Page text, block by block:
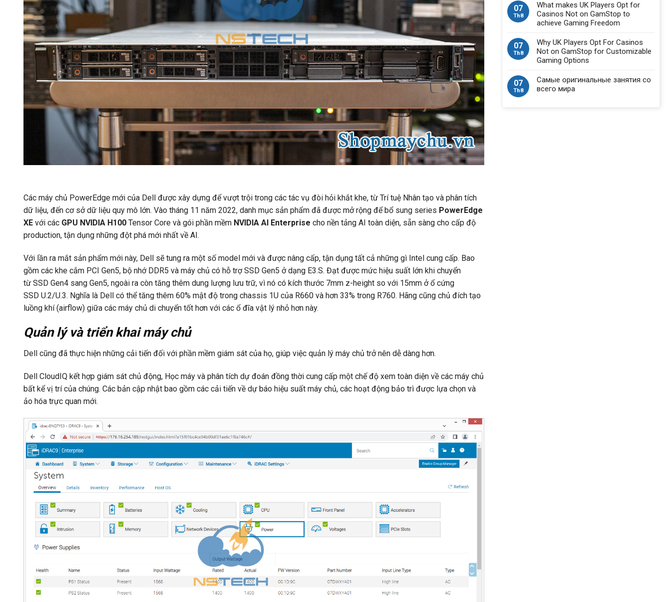
Các máy chủ PowerEdge mới của Dell được xây dựng để vượt trội trong các tác vụ đòi hỏi khắt khe, từ Trí tuệ Nhân tạo và phân tích
dữ liệu, đến cơ sở dữ liệu quy mô lớn. Vào tháng 11 năm 2022, danh mục sản phẩm đã được mở rộng để bổ sung series PowerEdge
XE với các GPU NVIDIA H100 Tensor Core và gói phần mềm NVIDIA AI Enterprise cho nền tảng AI toàn diện, sẵn sàng cho cấp độ
production, tận dụng những đột phá mới nhất về AI.
Với lần ra mắt sản phẩm mới này, Dell sẽ tung ra một số model mới và được nâng cấp, tận dụng tất cả những gì Intel cung cấp. Bao
gồm các khe cắm PCI Gen5, bộ nhớ DDR5 và máy chủ có hỗ trợ SSD Gen5 ở dạng E3.S. Đạt được mức hiệu suất lớn khi chuyển
từ SSD Gen4 sang Gen5, ngoài ra còn tăng thêm dung lượng lưu trữ, vì nó có kích thước 7mm z-height so với 15mm ở ổ cứng
SSD U.2/U.3. Nghĩa là Dell có thể tăng thêm 60% mật độ trong chassis 1U của R660 và hơn 33% trong R760. Hãng cũng chủ đích tạo
luồng khí (airflow) giữa các máy chủ di chuyển tốt hơn với các ổ đĩa vật lý nhỏ hơn này.
Quản lý và triển khai máy chủ
Dell cũng đã thực hiện những cải tiến đối với phần mềm giám sát của họ, giúp việc quản lý máy chủ trở nên dễ dàng hơn.
Dell CloudIQ kết hợp giám sát chủ động, Học máy và phân tích dự đoán đồng thời cung cấp một chế độ xem toàn diện về các máy chủ
bất kể vị trí của chúng. Các bản cập nhật bao gồm các cải tiến về dự báo hiệu suất máy chủ, các hoạt động bảo trì được lựa chọn và
ảo hóa trực quan mới.
07
Th8
What makes UK Players Opt for
Casinos Not on GamStop to
achieve Gaming Freedom
07
Th8
Why UK Players Opt For Casinos
Not on GamStop for Customizable
Gaming Options
07
Th8
Самые оригинальные занятия со
всего мира